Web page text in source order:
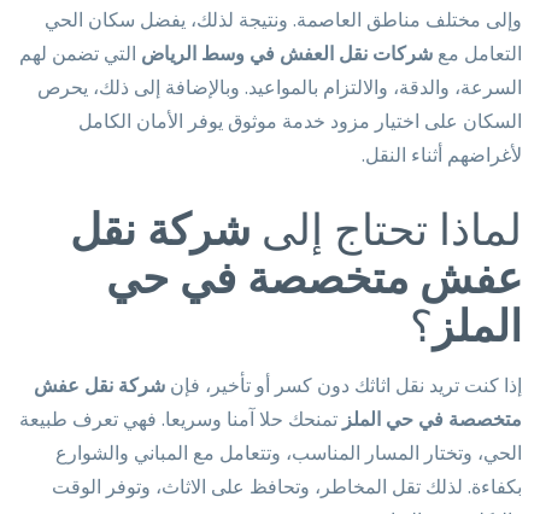
وإلى مختلف مناطق العاصمة. ونتيجة لذلك، يفضل سكان الحي
التعامل مع شركات نقل العفش في وسط الرياض التي تضمن لهم
السرعة، والدقة، والالتزام بالمواعيد. وبالإضافة إلى ذلك، يحرص
السكان على اختيار مزود خدمة موثوق يوفر الأمان الكامل
لأغراضهم أثناء النقل.
لماذا تحتاج إلى شركة نقل
عفش متخصصة في حي
الملز ؟
إذا كنت تريد نقل اثاثك دون كسر أو تأخير، فإن شركة نقل عفش
متخصصة في حي الملز تمنحك حلا آمنا وسريعا. فهي تعرف طبيعة
الحي، وتختار المسار المناسب، وتتعامل مع المباني والشوارع
بكفاءة. لذلك تقل المخاطر، وتحافظ على الاثاث، وتوفر الوقت